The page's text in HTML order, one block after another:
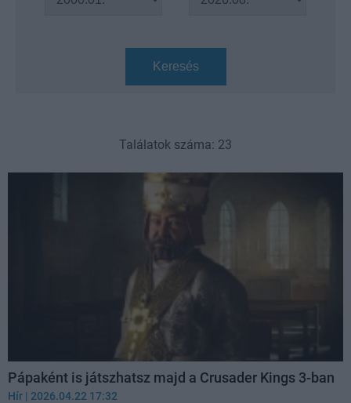
Keresés
Találatok száma: 23
Pápaként is játszhatsz majd a Crusader Kings 3-ban
Hír | 2026.04.22 17:32